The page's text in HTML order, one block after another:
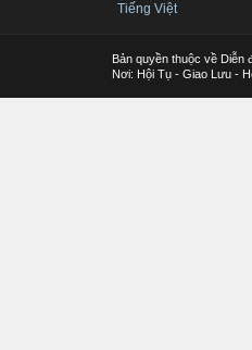
Tiếng Việt
Bản quyền thuộc về Diễn
Nơi: Hội Tụ - Giao Lưu -